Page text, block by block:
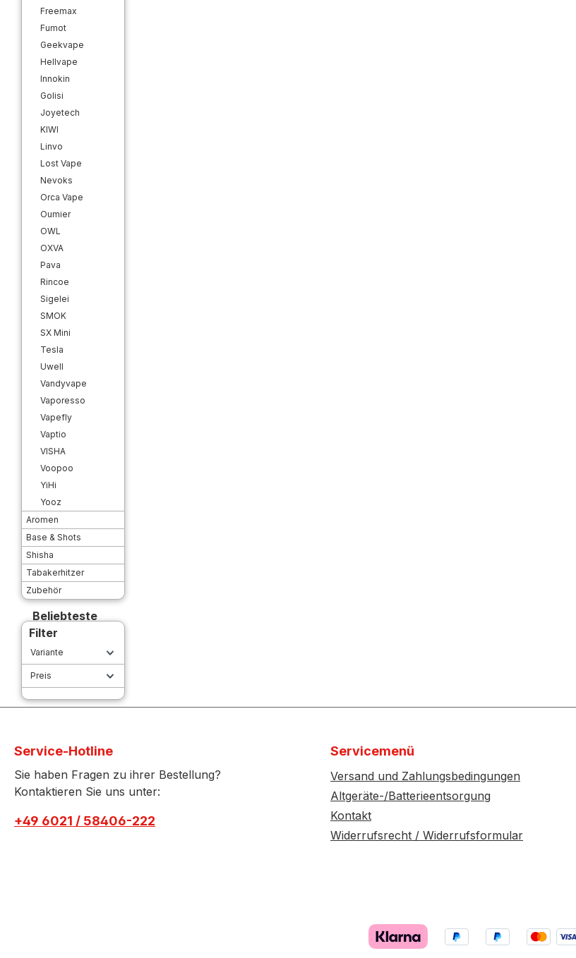
Freemax
Fumot
Geekvape
Hellvape
Innokin
Golisi
Joyetech
KIWI
Linvo
Lost Vape
Nevoks
Orca Vape
Oumier
OWL
OXVA
Pava
Rincoe
Sigelei
SMOK
SX Mini
Tesla
Uwell
Vandyvape
Vaporesso
Vapefly
Vaptio
VISHA
Voopoo
YiHi
Yooz
Aromen
Base & Shots
Shisha
Tabakerhitzer
Zubehör
Beliebteste
Filter
Variante
Preis
Service-Hotline
Sie haben Fragen zu ihrer Bestellung?
Kontaktieren Sie uns unter:
+49 6021 / 58406-222
Servicemenü
Versand und Zahlungsbedingungen
Altgeräte-/Batterieentsorgung
Kontakt
Widerrufsrecht / Widerrufsformular